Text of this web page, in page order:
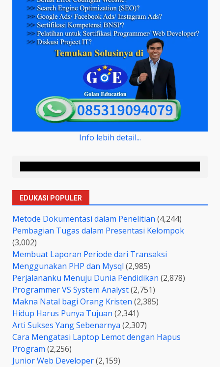
Info lebih detail...
EDUKASI POPULER
Metode Dokumentasi dalam Penelitian (4,244)
Pembagian Tugas dalam Presentasi Kelompok
(3,002)
Membuat Laporan Periode dari Transaksi
Menggunakan PHP dan Mysql (2,985)
Perjalananku Menuju Dunia Pendidikan (2,878)
Programmer VS System Analyst(2,751)
Makna Natal bagi Orang Kristen (2,385)
Hidup Harus Punya Tujuan (2,341)
Arti Sukses Yang Sebenarnya (2,307)
Cara Mengatasi Laptop Lemot dengan Hapus
Program (2,256)
Junior Web Developer(2,159)